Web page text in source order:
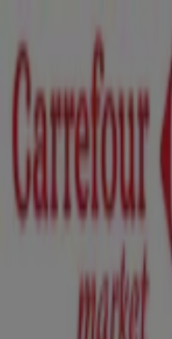
Sei qui:
Rapallo
In EvidenzaIper e super
casa e corpoBricolage
Benessere
Infanzia e
Viaggi